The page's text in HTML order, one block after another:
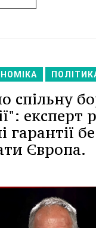
спільну
експерт
гарантії
Європа.